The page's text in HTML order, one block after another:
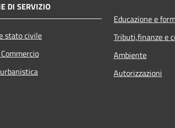
DI SERVIZIO
stato civile
Educazione e
Tributi,finanze e
Ambiente
Autorizzazioni